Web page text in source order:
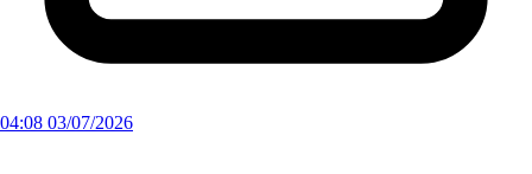
04:08 03/07/2026